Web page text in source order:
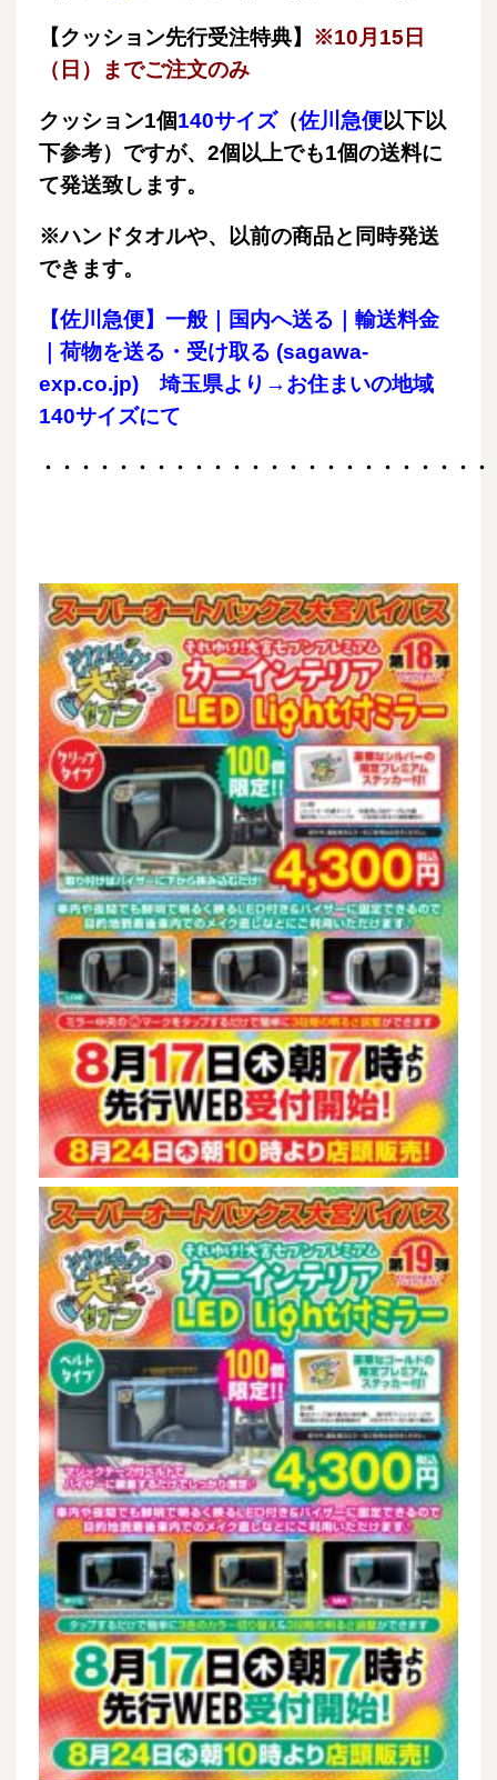
【クッション先行受注特典】 ※10月15日
（日）までご注文のみ
クッション1個140サイズ（佐川急便以下以
下参考）ですが、2個以上でも1個の送料に
て発送致します。
※ハンドタオルや、以前の商品と同時発送
できます。
【佐川急便】一般｜国内へ送る｜輸送料金
｜荷物を送る・受け取る (sagawa-
exp.co.jp) 埼玉県より→お住まいの地域
140サイズにて
・・・・・・・・・・・・・・・・・・・・・・・